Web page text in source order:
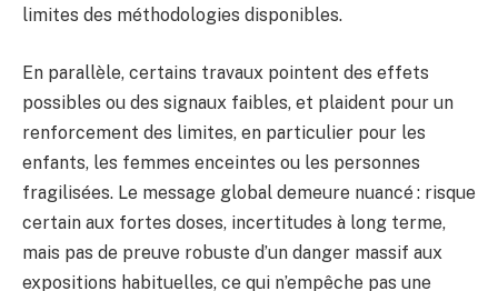
limites des méthodologies disponibles.
En parallèle, certains travaux pointent des effets
possibles ou des signaux faibles, et plaident pour un
renforcement des limites, en particulier pour les
enfants, les femmes enceintes ou les personnes
fragilisées. Le message global demeure nuancé : risque
certain aux fortes doses, incertitudes à long terme,
mais pas de preuve robuste d’un danger massif aux
expositions habituelles, ce qui n’empêche pas une